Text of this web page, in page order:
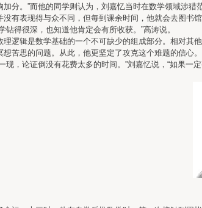
分。”而他的同学则认为，刘嘉忆当时在数学领域涉猎
表现得与众不同，但每到课余时间，他就会去图书
得很深，也知道他肯定会有所收获。”高涛说。
辑是数学基础的一个不可缺少的组成部分。相对其
苦思的问题。从此，他更坚定了攻克这个难题的信心。
论证倒没有花费太多的时间。”刘嘉忆说，“如果一